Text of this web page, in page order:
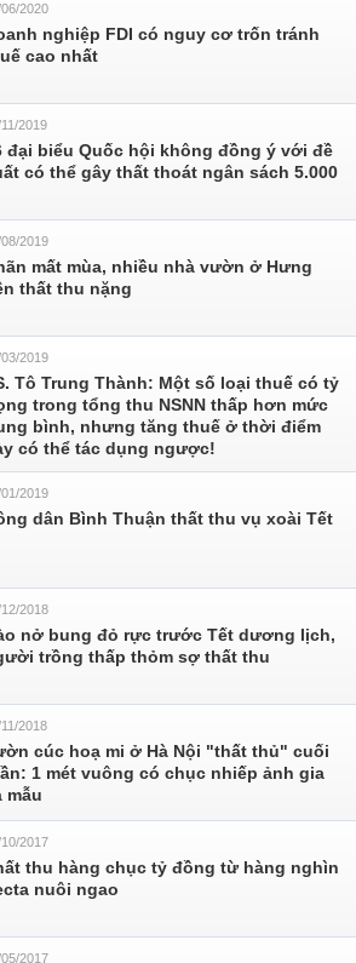
2020
nghiệp FDI có nguy cơ trốn tránh
cao nhất
2019
đại biểu Quốc hội không đồng ý với đề
có thể gây thất thoát ngân sách 5.000
2019
mất mùa, nhiều nhà vườn ở Hưng
thất thu nặng
2019
Tô Trung Thành: Một số loại thuế có tỷ
trong tổng thu NSNN thấp hơn mức
bình, nhưng tăng thuế ở thời điểm
có thể tác dụng ngược!
2019
dân Bình Thuận thất thu vụ xoài Tết
2018
nở bung đỏ rực trước Tết dương lịch,
trồng thấp thỏm sợ thất thu
2018
cúc hoạ mi ở Hà Nội "thất thủ" cuối
1 mét vuông có chục nhiếp ảnh gia
mẫu
2017
thu hàng chục tỷ đồng từ hàng nghìn
nuôi ngao
2017